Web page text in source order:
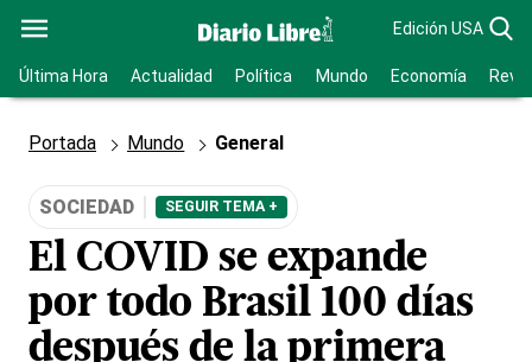
Edición USA
Última Hora Actualidad Política Mundo Economía
Portada Mundo General
SOCIEDAD SEGUIR TEMA +
El COVID se expande
por todo Brasil 100 días
después de la primera